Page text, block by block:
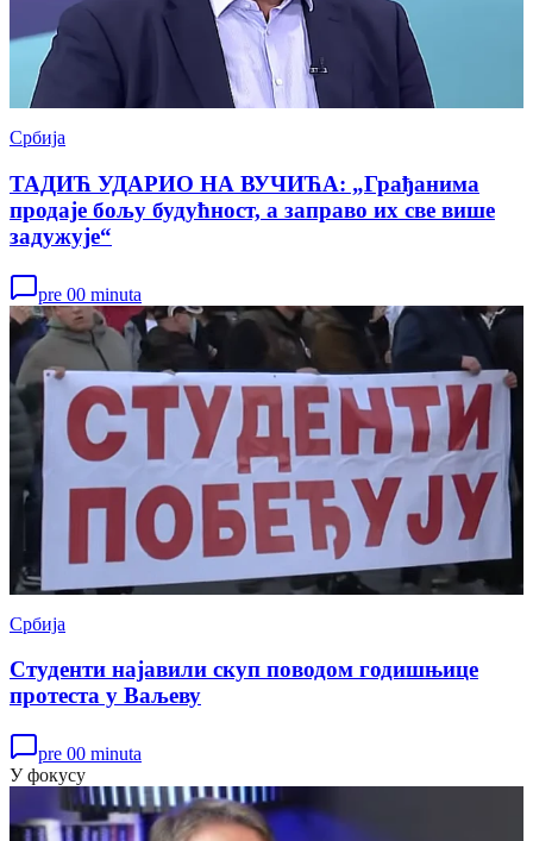
Србија
ТАДИЋ УДАРИО НА ВУЧИЋА: „Грађанима
продаје бољу будућност, а заправо их све више
задужује“
pre 00 minuta
Србија
Студенти најавили скуп поводом годишњице
протеста у Ваљеву
pre 00 minuta
У фокусу